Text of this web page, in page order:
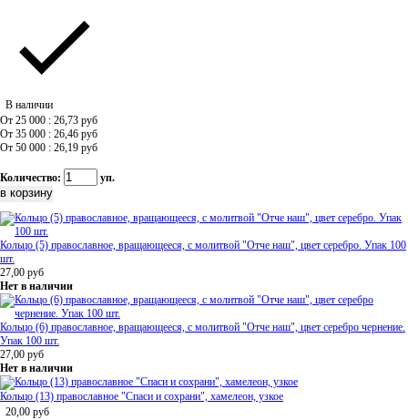
В наличии
От 25 000 : 26,73 руб
От 35 000 : 26,46 руб
От 50 000 : 26,19 руб
Количество: уп.
Кольцо (5) православное, вращающееся, с молитвой "Отче наш", цвет серебро. Упак 100
шт.
27,00 руб
Нет в наличии
Кольцо (6) православное, вращающееся, с молитвой "Отче наш", цвет серебро чернение.
Упак 100 шт.
27,00 руб
Нет в наличии
Кольцо (13) православное "Спаси и сохрани", хамелеон, узкое
20,00 руб